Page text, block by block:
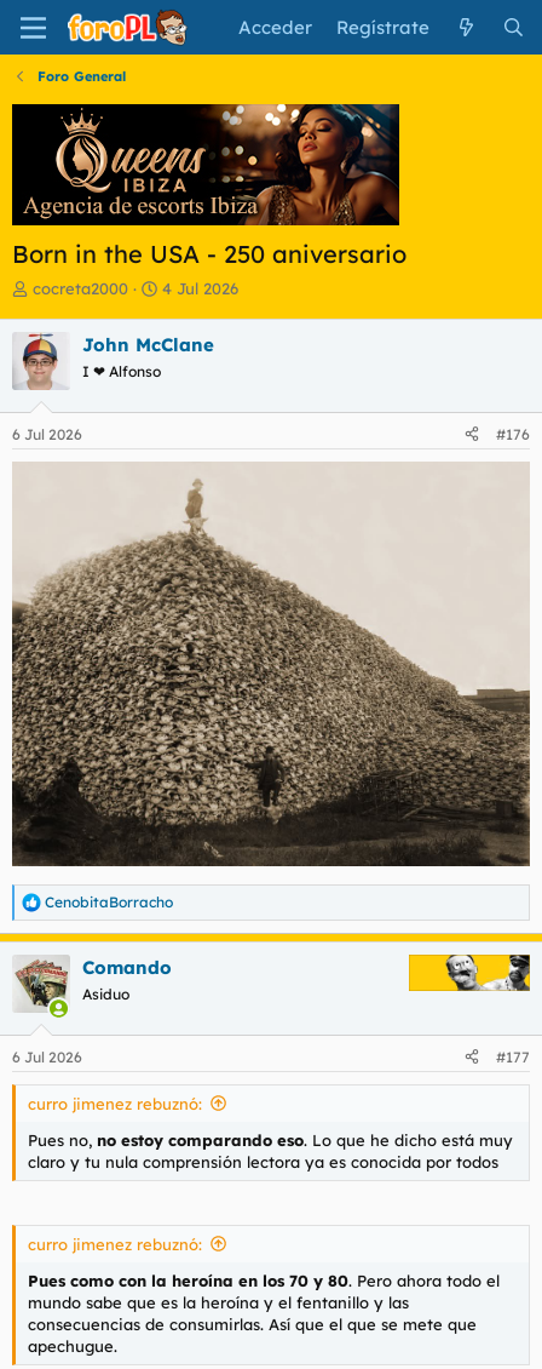
Acceder Regístrate
Foro General
Born in the USA - 250 aniversario
I
i
c
i
a
d
o
r
m
a
cocreta2000
F
h
e
n
o
4 Jul 2026
John McClane
I ❤ Alfonso
6 Jul 2026 #176
R
e
a
c
c
e
s
CenobitaBorracho
Comando
Asiduo
6 Jul 2026 #177
curro jimenez rebuznó:
Pues no, no estoy comparando eso. Lo que he dicho está muy
claro y tu nula comprensión lectora ya es conocida por todos
curro jimenez rebuznó:
Pues como con la heroína en los 70 y 80. Pero ahora todo el
mundo sabe que es la heroína y el fentanillo y las
consecuencias de consumirlas. Así que el que se mete que
apechugue.